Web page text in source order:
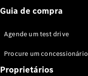
Guia de compra
Agende um test drive
Procure um concessionário
Proprietários